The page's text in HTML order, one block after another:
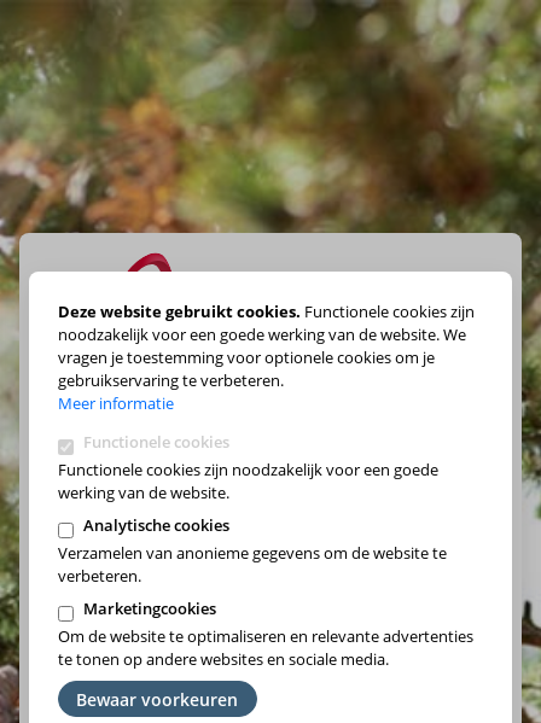
Maak je keuze
Vlaams-Brabant/Brussel
Wallonie
Deze website gebruikt cookies. Functionele cookies zijn
noodzakelijk voor een goede werking van de website. We
vragen je toestemming voor optionele cookies om je
gebruikservaring te verbeteren.
Meer informatie
Functionele cookies
Functionele cookies zijn noodzakelijk voor een goede
werking van de website.
Analytische cookies
Verzamelen van anonieme gegevens om de website te
verbeteren.
Marketingcookies
Om de website te optimaliseren en relevante advertenties
te tonen op andere websites en sociale media.
Bewaar voorkeuren